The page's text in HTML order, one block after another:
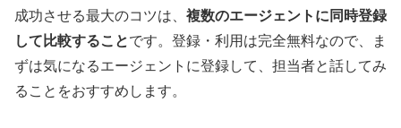
成功させる最大のコツは、 複数のエージェントに同時登録
して比較することです。登録・利用は完全無料なので、ま
ずは気になるエージェントに登録して、担当者と話してみ
ることをおすすめします。